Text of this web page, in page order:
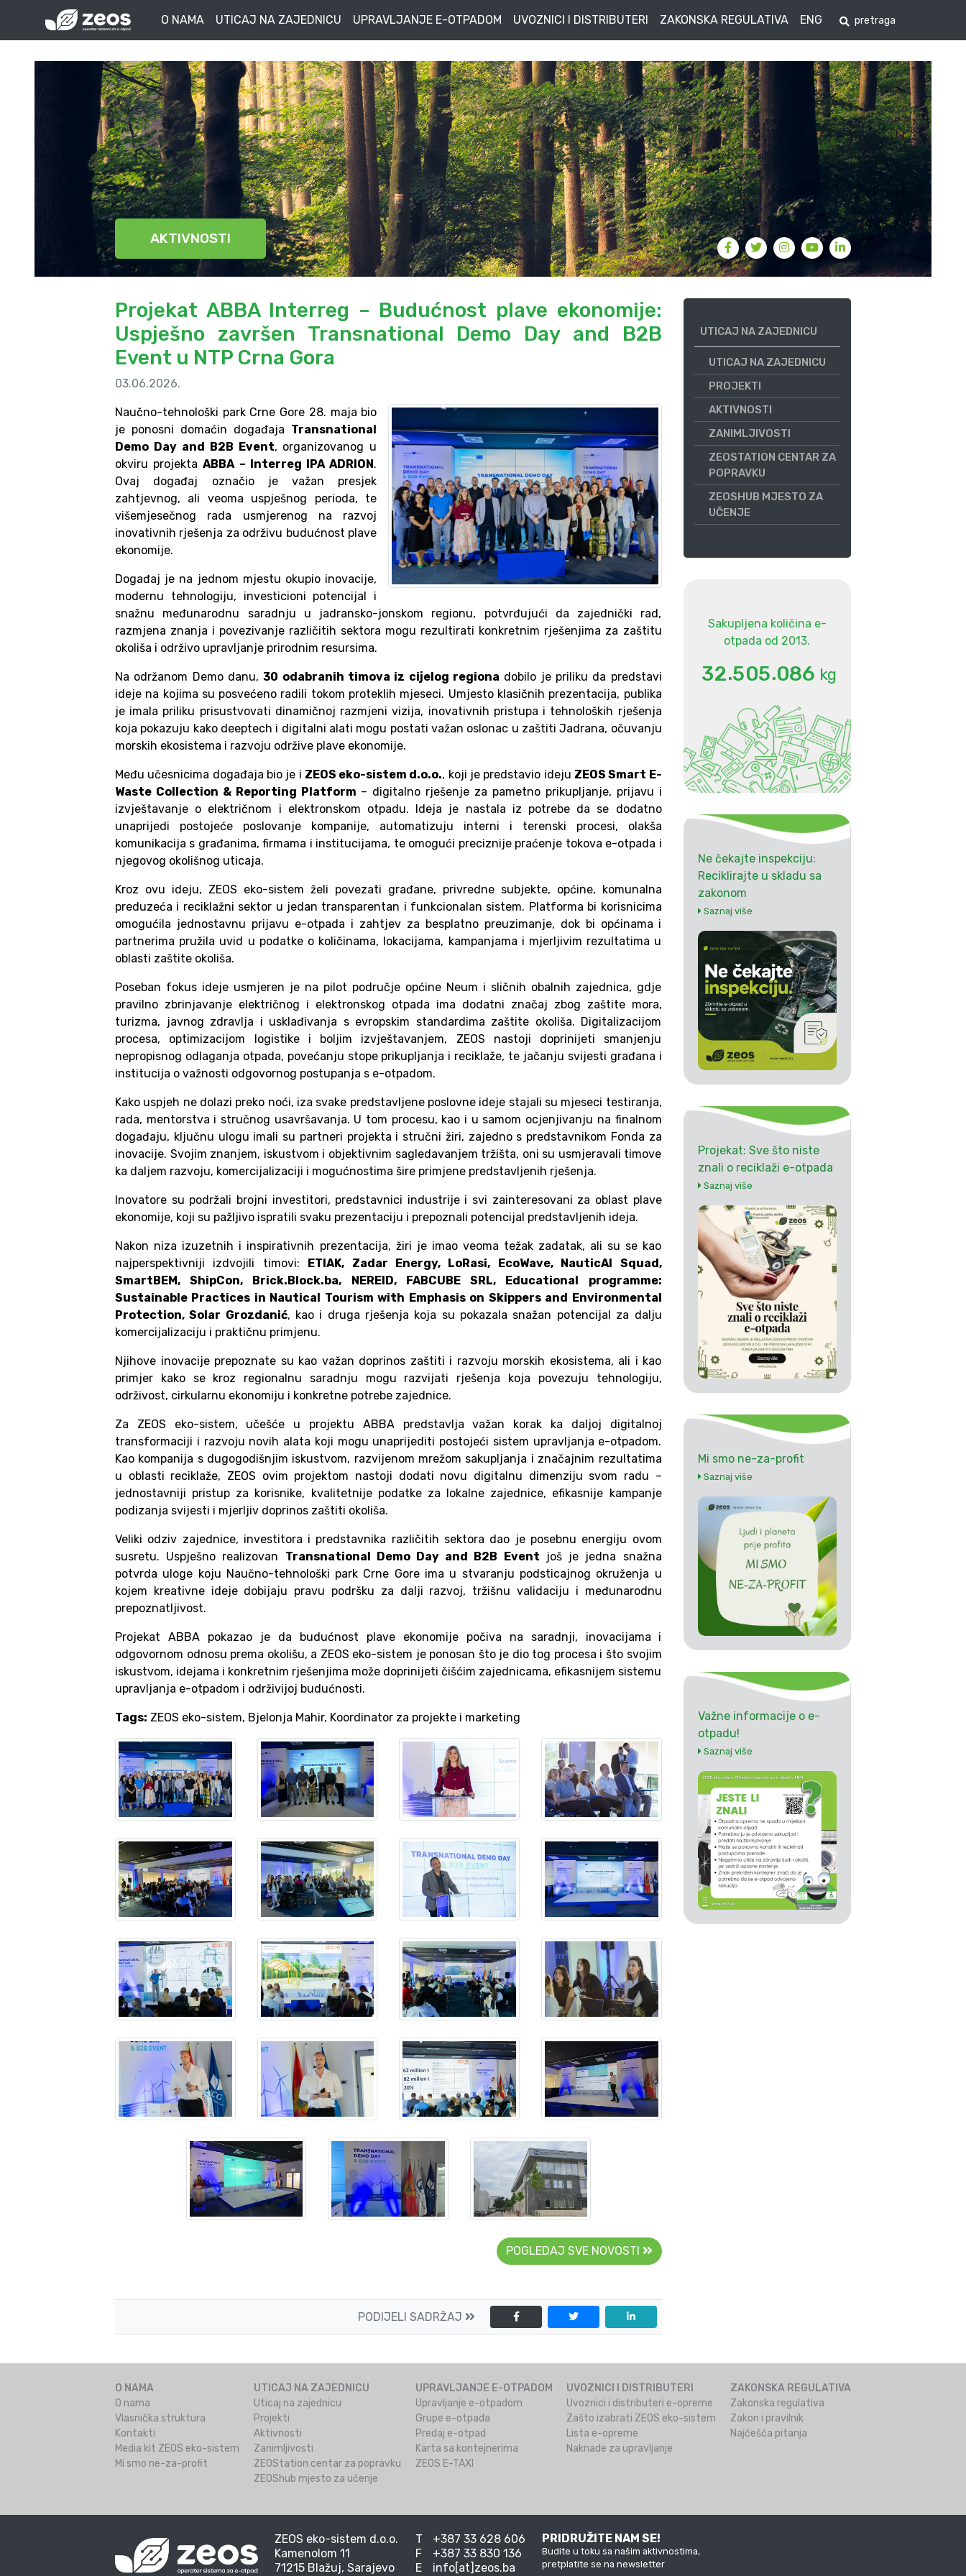
O NAMA UTICAJ NA ZAJEDNICU UPRAVLJANJE E-OTPADOM UVOZNICI I DISTRIBUTERI ZAKONSKA REGULATIVA ENG
AKTIVNOSTI
Projekat ABBA Interreg – Budućnost plave ekonomije:
Uspješno završen Transnational Demo Day and B2B
Event u NTP Crna Gora
03.06.2026.
Naučno-tehnološki park Crne Gore 28. maja bio
je ponosni domaćin događaja Transnational
Demo Day and B2B Event, organizovanog u
okviru projektaABBA – Interreg IPA ADRION.
Ovaj događaj označio je važan presjek
zahtjevnog, ali veoma uspješnog perioda, te
višemjesečnog rada usmjerenog na razvoj
inovativnih rješenja za održivu budućnost plave
ekonomije.
Događaj je na jednom mjestu okupio inovacije,
modernu tehnologiju, investicioni potencijal i
snažnu međunarodnu saradnju u jadransko-jonskom regionu, potvrđujući da zajednički rad,
razmjena znanja i povezivanje različitih sektora mogu rezultirati konkretnim rješenjima za zaštitu
okoliša i održivo upravljanje prirodnim resursima.
Na održanom Demo danu,30 odabranih timova iz cijelog regiona dobilo je priliku da predstavi
ideje na kojima su posvećeno radili tokom proteklih mjeseci. Umjesto klasičnih prezentacija, publika
je imala priliku prisustvovati dinamičnoj razmjeni vizija, inovativnih pristupa i tehnoloških rješenja
koja pokazuju kako deeptech i digitalni alati mogu postati važan oslonac u zaštiti Jadrana, očuvanju
morskih ekosistema i razvoju održive plave ekonomije.
Među učesnicima događaja bio je i ZEOS eko-sistem d.o.o., koji je predstavio ideju ZEOS Smart E-
Waste Collection & Reporting Platform – digitalno rješenje za pametno prikupljanje, prijavu i
izvještavanje o električnom i elektronskom otpadu. Ideja je nastala iz potrebe da se dodatno
unaprijedi postojeće poslovanje kompanije, automatizuju interni i terenski procesi, olakša
komunikacija s građanima, firmama i institucijama, te omogući preciznije praćenje tokova e-otpada i
njegovog okolišnog uticaja.
Kroz ovu ideju, ZEOS eko-sistem želi povezati građane, privredne subjekte, općine, komunalna
preduzeća i reciklažni sektor u jedan transparentan i funkcionalan sistem. Platforma bi korisnicima
omogućila jednostavnu prijavu e-otpada i zahtjev za besplatno preuzimanje, dok bi općinama i
partnerima pružila uvid u podatke o količinama, lokacijama, kampanjama i mjerljivim rezultatima u
oblasti zaštite okoliša.
Poseban fokus ideje usmjeren je na pilot područje općine Neum i sličnih obalnih zajednica, gdje
pravilno zbrinjavanje električnog i elektronskog otpada ima dodatni značaj zbog zaštite mora,
turizma, javnog zdravlja i usklađivanja s evropskim standardima zaštite okoliša. Digitalizacijom
procesa, optimizacijom logistike i boljim izvještavanjem, ZEOS nastoji doprinijeti smanjenju
nepropisnog odlaganja otpada, povećanju stope prikupljanja i reciklaže, te jačanju svijesti građana i
institucija o važnosti odgovornog postupanja s e-otpadom.
Kako uspjeh ne dolazi preko noći, iza svake predstavljene poslovne ideje stajali su mjeseci testiranja,
rada, mentorstva i stručnog usavršavanja. U tom procesu, kao i u samom ocjenjivanju na finalnom
događaju, ključnu ulogu imali su partneri projekta i stručni žiri, zajedno s predstavnikom Fonda za
inovacije. Svojim znanjem, iskustvom i objektivnim sagledavanjem tržišta, oni su usmjeravali timove
ka daljem razvoju, komercijalizaciji i mogućnostima šire primjene predstavljenih rješenja.
Inovatore su podržali brojni investitori, predstavnici industrije i svi zainteresovani za oblast plave
ekonomije, koji su pažljivo ispratili svaku prezentaciju i prepoznali potencijal predstavljenih ideja.
Nakon niza izuzetnih i inspirativnih prezentacija, žiri je imao veoma težak zadatak, ali su se kao
najperspektivniji izdvojili timovi: ETIAK, Zadar Energy, LoRasi, EcoWave, NauticAI Squad,
SmartBEM, ShipCon, Brick.Block.ba, NEREID, FABCUBE SRL, Educational programme:
Sustainable Practices in Nautical Tourism with Emphasis on Skippers and Environmental
Protection, Solar Grozdanić, kao i druga rješenja koja su pokazala snažan potencijal za dalju
komercijalizaciju i praktičnu primjenu.
Njihove inovacije prepoznate su kao važan doprinos zaštiti i razvoju morskih ekosistema, ali i kao
primjer kako se kroz regionalnu saradnju mogu razvijati rješenja koja povezuju tehnologiju,
održivost, cirkularnu ekonomiju i konkretne potrebe zajednice.
Za ZEOS eko-sistem, učešće u projektu ABBA predstavlja važan korak ka daljoj digitalnoj
transformaciji i razvoju novih alata koji mogu unaprijediti postojeći sistem upravljanja e-otpadom.
Kao kompanija s dugogodišnjim iskustvom, razvijenom mrežom sakupljanja i značajnim rezultatima
u oblasti reciklaže, ZEOS ovim projektom nastoji dodati novu digitalnu dimenziju svom radu –
jednostavniji pristup za korisnike, kvalitetnije podatke za lokalne zajednice, efikasnije kampanje
podizanja svijesti i mjerljiv doprinos zaštiti okoliša.
Veliki odziv zajednice, investitora i predstavnika različitih sektora dao je posebnu energiju ovom
susretu. Uspješno realizovan Transnational Demo Day and B2B Event još je jedna snažna
potvrda uloge koju Naučno-tehnološki park Crne Gore ima u stvaranju podsticajnog okruženja u
kojem kreativne ideje dobijaju pravu podršku za dalji razvoj, tržišnu validaciju i međunarodnu
prepoznatljivost.
Projekat ABBA pokazao je da budućnost plave ekonomije počiva na saradnji, inovacijama i
odgovornom odnosu prema okolišu, a ZEOS eko-sistem je ponosan što je dio tog procesa i što svojim
iskustvom, idejama i konkretnim rješenjima može doprinijeti čišćim zajednicama, efikasnijem sistemu
upravljanja e-otpadom i održivijoj budućnosti.
Tags: ZEOS eko-sistem, Bjelonja Mahir, Koordinator za projekte i marketing
POGLEDAJ SVE NOVOSTI
PODIJELI SADRŽAJ
UTICAJ NA ZAJEDNICU
UTICAJ NA ZAJEDNICU
PROJEKTI
AKTIVNOSTI
ZANIMLJIVOSTI
ZEOSTATION CENTAR ZA
POPRAVKU
ZEOSHUB MJESTO ZA
UČENJE
Sakupljena količina e-
otpada od 2013.
32.505.086 kg
Ne čekajte inspekciju:
Reciklirajte u skladu sa
zakonom
Saznaj više
Projekat: Sve što niste
znali o reciklaži e-otpada
Saznaj više
Mi smo ne-za-profit
Saznaj više
Važne informacije o e-
otpadu!
Saznaj više
O NAMA
O nama
Vlasnička struktura
Kontakti
Media kit ZEOS eko-sistem
Mi smo ne-za-profit
UTICAJ NA ZAJEDNICU
Uticaj na zajednicu
Projekti
Aktivnosti
Zanimljivosti
ZEOStation centar za popravku
ZEOShub mjesto za učenje
UPRAVLJANJE E-OTPADOM
Upravljanje e-otpadom
Grupe e-otpada
Predaj e-otpad
Karta sa kontejnerima
ZEOS E-TAXI
UVOZNICI I DISTRIBUTERI
Uvoznici i distributeri e-opreme
Zašto izabrati ZEOS eko-sistem
Lista e-opreme
Naknade za upravljanje
ZAKONSKA REGULATIVA
Zakonska regulativa
Zakon i pravilnik
Najčešća pitanja
ZEOS eko-sistem d.o.o.
Kamenolom 11
71215 Blažuj, Sarajevo
T
+387 33 628 606
F
+387 33 830 136
E
info[at]zeos.ba
PRIDRUŽITE NAM SE!
Budite u toku sa našim aktivnostima,
pretplatite se na newsletter